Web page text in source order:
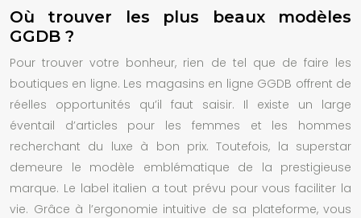
Où trouver les plus beaux modèles
GGDB ?
Pour trouver votre bonheur, rien de tel que de faire les
boutiques en ligne. Les magasins en ligne GGDB offrent de
réelles opportunités qu’il faut saisir. Il existe un large
éventail d’articles pour les femmes et les hommes
recherchant du luxe à bon prix. Toutefois, la superstar
demeure le modèle emblématique de la prestigieuse
marque. Le label italien a tout prévu pour vous faciliter la
vie. Grâce à l’ergonomie intuitive de sa plateforme, vous